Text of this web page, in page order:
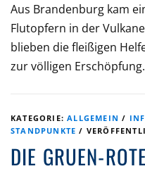
Aus Brandenburg kam
Flutopfern in der
blieben die fleißigen
zur völligen
KATEGORIE:ALLGEMEIN /
STANDPUNKTE /
DIE GRUEN-